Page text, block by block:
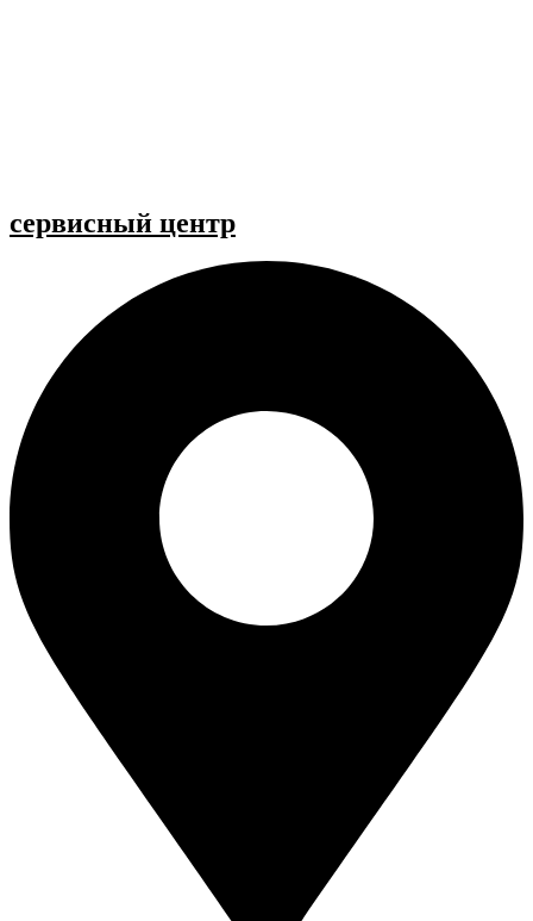
cервисный центр